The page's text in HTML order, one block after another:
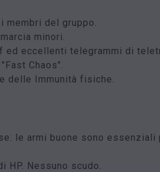
membri del gruppo.
minori.
eccellenti telegrammi di
Chaos".
delle Immunità fisiche.
le armi buone sono
HP. Nessuno scudo.